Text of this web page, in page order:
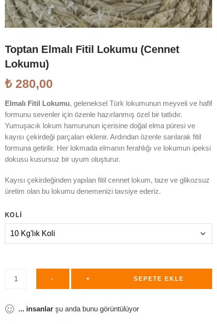
Toptan Elmalı Fitil Lokumu (Cennet
Lokumu)
₺ 280,00
Elmalı Fitil Lokumu, geleneksel Türk lokumunun meyveli ve hafif
formunu sevenler için özenle hazırlanmış özel bir tatlıdır.
Yumuşacık lokum hamurunun içerisine doğal elma püresi ve
kayısı çekirdeği parçaları eklenir. Ardından özenle sarılarak fitil
formuna getirilir. Her lokmada elmanın ferahlığı ve lokumun ipeksi
dokusu kusursuz bir uyum oluşturur.
Kayısı çekirdeğinden yapılan fitil cennet lokum, taze ve glikozsuz
üretim olan bu lokumu denemenizi tavsiye ederiz.
KOLI
- + SEPETE EKLE
... insanlar şu anda bunu görüntülüyor